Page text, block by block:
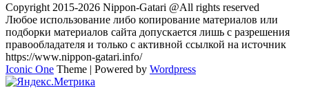
Copyright 2015-2026 Nippon-Gatari @All rights reserved
Любое использование либо копирование материалов или
подборки материалов сайта допускается лишь с разрешения
правообладателя и только с активной ссылкой на источник
https://www.nippon-gatari.info/
Iconic One Theme | Powered by Wordpress